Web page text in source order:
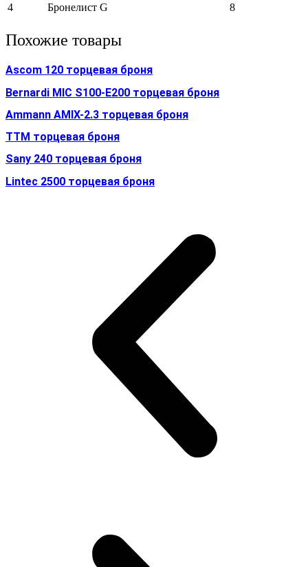
4
Бронелист G 8
Похожие товары
Ascom 120 торцевая броня
Bernardi MIC S100-E200 торцевая броня
Ammann AMIX-2.3 торцевая броня
TTM торцевая броня
Sany 240 торцевая броня
Lintec 2500 торцевая броня